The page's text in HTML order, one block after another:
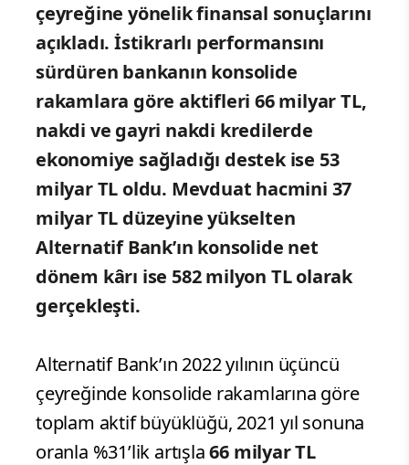
çeyreğine yönelik finansal sonuçlarını
açıkladı. İstikrarlı performansını
sürdüren bankanın konsolide
rakamlara göre aktifleri 66 milyar TL,
nakdi ve gayri nakdi kredilerde
ekonomiye sağladığı destek ise 53
milyar TL oldu. Mevduat hacmini 37
milyar TL düzeyine yükselten
Alternatif Bank’ın konsolide net
dönem kârı ise 582 milyon TL olarak
gerçekleşti.
Alternatif Bank’ın 2022 yılının üçüncü
çeyreğinde konsolide rakamlarına göre
toplam aktif büyüklüğü, 2021 yıl sonuna
oranla %31’lik artışla66 milyar TL